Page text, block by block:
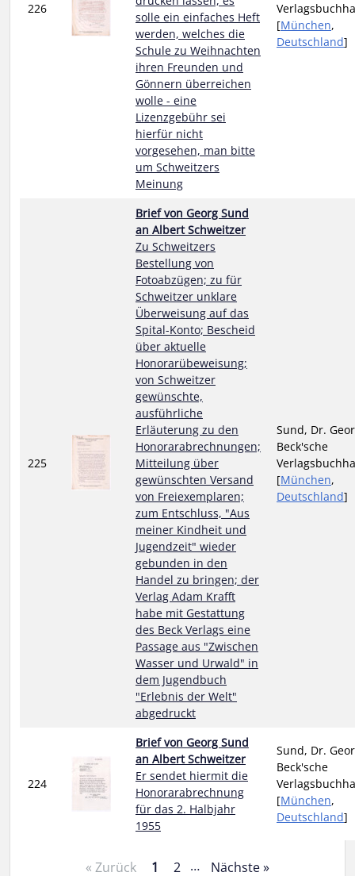
226
solle ein einfaches Heft
werden, welches die
Schule zu Weihnachten
ihren Freunden und
Gönnern überreichen
wolle - eine
Lizenzgebühr sei
hierfür nicht
vorgesehen, man bitte
um Schweitzers
Meinung
[München,
Deutschland]
225
Brief von Georg Sund
an Albert Schweitzer
Zu Schweitzers
Bestellung von
Fotoabzügen; zu für
Schweitzer unklare
Überweisung auf das
Spital-Konto; Bescheid
über aktuelle
Honorarübeweisung;
von Schweitzer
gewünschte,
ausführliche
Erläuterung zu den
Honorarabrechnungen;
Mitteilung über
gewünschten Versand
von Freiexemplaren;
zum Entschluss, "Aus
meiner Kindheit und
Jugendzeit" wieder
gebunden in den
Handel zu bringen; der
Verlag Adam Krafft
habe mit Gestattung
des Beck Verlags eine
Passage aus "Zwischen
Wasser und Urwald" in
dem Jugendbuch
"Erlebnis der Welt"
abgedruckt
Sund, Dr.
Beck'sche
[München,
Deutschland]
224
Brief von Georg Sund
an Albert Schweitzer
Er sendet hiermit die
Honorarabrechnung
für das 2. Halbjahr
1955
Sund, Dr.
Beck'sche
[München,
Deutschland]
« Zurück 1 2 … Nächste »